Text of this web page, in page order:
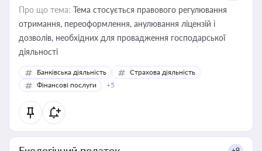
Про що тема: Тема стосується правового регулювання
отримання, переоформлення, анулювання ліцензій і
дозволів, необхідних для провадження господарської
діяльності
Банківська діяльність
Страхова діяльність
Фінансові послуги
+5